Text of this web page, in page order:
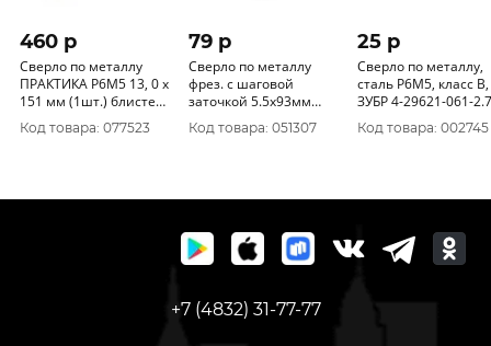
460 p
Сверло по металлу
ПРАКТИКА Р6М5 13, 0 х
151 мм (1шт.) блистер
033-369
Код товара: 077523
79 p
Сверло по металлу
фрез. с шаговой
заточкой 5.5х93мм
"Hardcore" Step Cutter
140055
Код товара: 051307
25 p
Сверло по металлу,
сталь Р6М5, класс В,
ЗУБР 4-29621-061-
d=2, 7 мм
Код товара: 002745
+7 (4832) 31-77-77